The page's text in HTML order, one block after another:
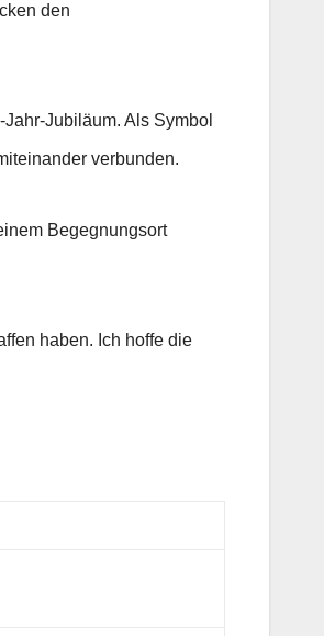
den
Jubiläum. Als Symbol
verbunden.
Begegnungsort
haben. Ich hoffe die